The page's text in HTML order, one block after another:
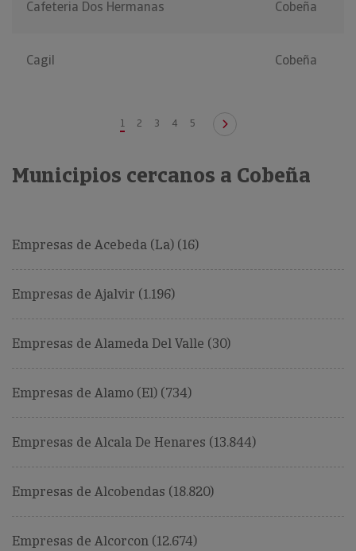
Cafeteria Dos Hermanas Cobeña
Cagil Cobeña
1 2 3 4 5
Municipios cercanos a Cobeña
Empresas de Acebeda (La) (16)
Empresas de Ajalvir (1.196)
Empresas de Alameda Del Valle (30)
Empresas de Alamo (El) (734)
Empresas de Alcala De Henares (13.844)
Empresas de Alcobendas (18.820)
Empresas de Alcorcon (12.674)